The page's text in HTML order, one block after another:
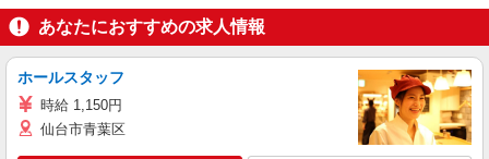
あなたにおすすめの求人情報
ホールスタッフ
時給 1,150円
仙台市青葉区